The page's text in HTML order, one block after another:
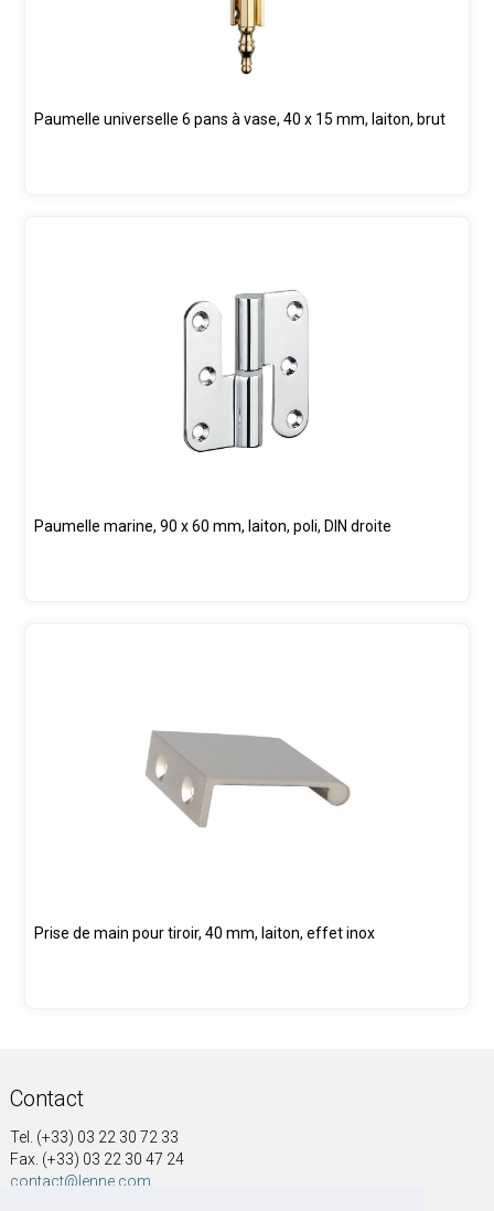
Paumelle universelle 6 pans à vase, 40 x 15 mm, laiton, brut
Paumelle marine, 90 x 60 mm, laiton, poli, DIN droite
Prise de main pour tiroir, 40 mm, laiton, effet inox
Contact
Tel. (+33) 03 22 30 72 33
Fax. (+33) 03 22 30 47 24
contact@lenne.com